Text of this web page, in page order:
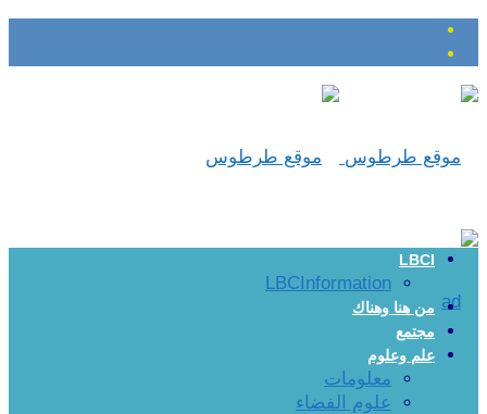
LBCI
LBCInformation
من هنا وهناك
مجتمع
علم وعلوم
معلومات
علوم الفضاء